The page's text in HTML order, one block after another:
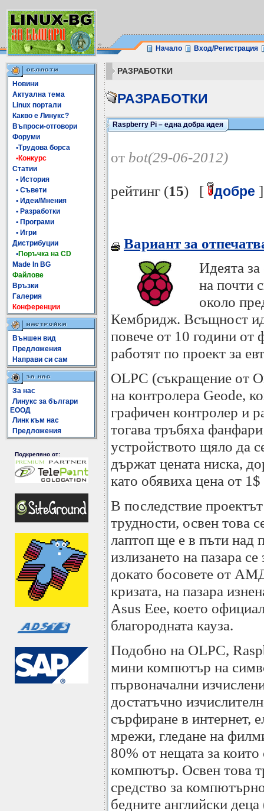
Начало Вход/Регистрация
Новини
Актуална тема
Linux портали
Какво е Линукс?
Въпроси-отговори
Форуми
•Трудова борса
•Конкурс
Статии
• История
• Съвети
• Идеи/Мнения
• Разработки
• Програми
• Игри
Дистрибуции
•Поръчка на CD
Made In BG
Файлове
Връзки
Галерия
Конференции
Външен вид
Предложения
Направи си сам
За нас
Линукс за българи
ЕООД
Линк към нас
Предложения
Подкрепяно от:
РАЗРАБОТКИ
РАЗРАБОТКИ
Raspberry Pi – една добра идея
от bot(29-06-2012)
рейтинг (15) [ добре
Вариант за
Идеята
на почти
около
Кембридж. Всъщност
повече от 10 години
работят по проект за
OLPC (съкращение от
на контролера Geode,
графичен контролер и
тогава тръбяха
устройството щяло да
държат цената ниска,
като обявиха цена от
В последствие
трудности, освен това
лаптоп ще е в пъти над
излизането на пазара
докато босовете от
кризата, на пазара
Asus Eee, което
благородната кауза.
Подобно на OLPC,
мини компютър на
първоначални
достатъчно
сърфиране в интернет,
мрежи, гледане на
80% от нещата за
компютър. Освен това
средство за
бедните английски